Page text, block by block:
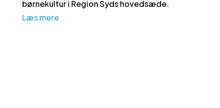
børnekultur i Region Syds hovedsæde.
Læs mere